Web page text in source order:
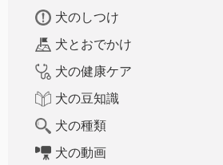
犬のしつけ
犬とおでかけ
犬の健康ケア
犬の豆知識
犬の種類
犬の動画